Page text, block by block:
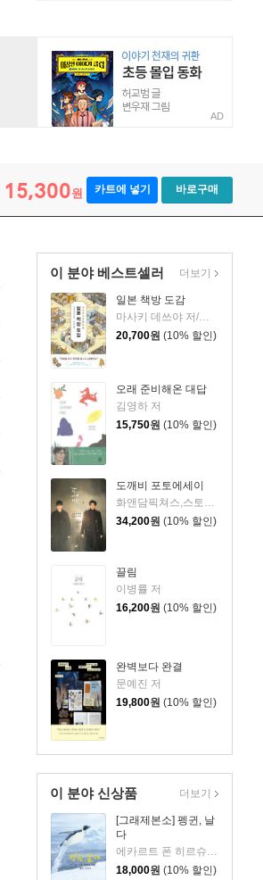
AD
15,300원 카트에 넣기 바로구매
이 분야 베스트셀러
일본 책방 도감
마사키 데쓰야 저/백운숙 역
20,700원 (10% 할인)
오래 준비해온 대답
김영하 저
15,750원 (10% 할인)
도깨비 포토에세이
화앤담픽쳐스,스토리컬쳐 공저
34,200원 (10% 할인)
끌림
이병률 저
16,200원 (10% 할인)
완벽보다 완결
문예진 저
19,800원 (10% 할인)
더보기
이 분야 신상품
[그래제본소] 펭귄, 날
다
에카르트 폰 히르슈하우젠 글/슈미트 크리스트만 사진/김동언 역
18,000원 (10% 할인)
더보기